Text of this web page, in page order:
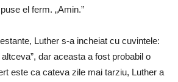
el ferm. „Amin.”
Luther s-a incheiat cu cuvintele:
dar aceasta a fost probabil o
este ca cateva zile mai tarziu, Luther a